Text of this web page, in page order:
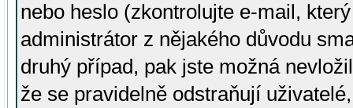
nebo heslo (zkontrolujte e-mail,
administrátor z nějakého důvodu
druhý případ, pak jste možná
že se pravidelně odstraňují